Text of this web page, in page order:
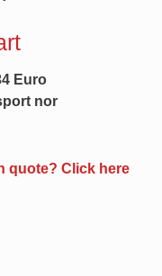
Euro
nor
quote? Click here